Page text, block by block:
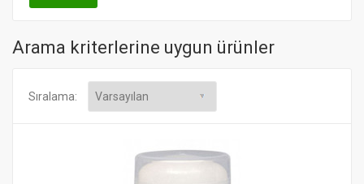
Arama kriterlerine uygun ürünler
Sıralama: